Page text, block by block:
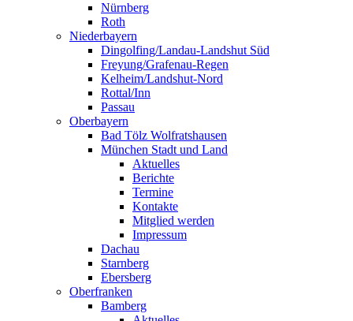
Nürnberg
Roth
Niederbayern
Dingolfing/Landau-Landshut Süd
Freyung/Grafenau-Regen
Kelheim/Landshut-Nord
Rottal/Inn
Passau
Oberbayern
Bad Tölz Wolfratshausen
München Stadt und Land
Aktuelles
Berichte
Termine
Kontakte
Mitglied werden
Impressum
Dachau
Starnberg
Ebersberg
Oberfranken
Bamberg